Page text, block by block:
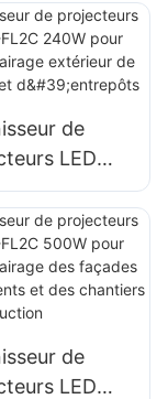
et de zones
de
LED
240W
de
et
de
LED